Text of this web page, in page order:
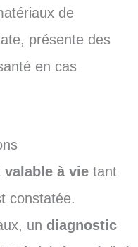
de
présente des
en cas
valable à vie tant
constatée.
un diagnostic